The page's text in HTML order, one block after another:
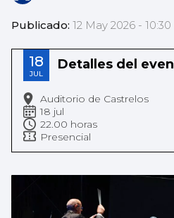
Publicado: 12 May 2026 - 10:30
18
JUL
Detalles del
Auditorio de Castrelos
18 jul
22.00 horas
Presencial